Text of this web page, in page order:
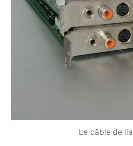
Le câble de